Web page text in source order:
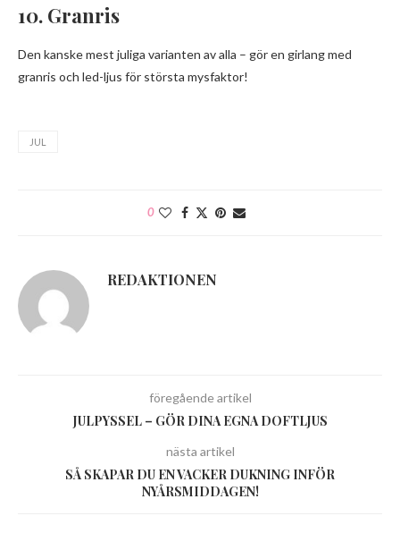
10. Granris
Den kanske mest juliga varianten av alla – gör en girlang med
granris och led-ljus för största mysfaktor!
JUL
0
REDAKTIONEN
föregående artikel
JULPYSSEL – GÖR DINA EGNA DOFTLJUS
nästa artikel
SÅ SKAPAR DU EN VACKER DUKNING INFÖR
NYÅRSMIDDAGEN!